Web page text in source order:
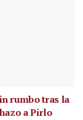
rumbo tras la
a Pirlo